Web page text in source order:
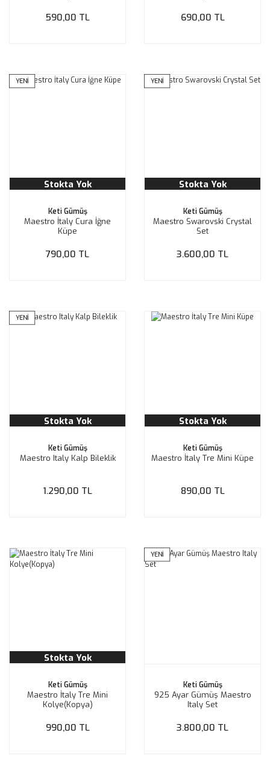
590,00 TL 690,00 TL
YENİ
Stokta Yok
Keti Gümüş
Maestro İtaly Cura İğne
Küpe
790,00 TL
YENİ
Stokta Yok
Keti Gümüş
Maestro Swarovski Crystal
Set
3.600,00 TL
YENİ
Stokta Yok
Keti Gümüş
Maestro Italy Kalp Bileklik
1.290,00 TL
Stokta Yok
Keti Gümüş
Maestro İtaly Tre Mini Küpe
890,00 TL
Stokta Yok
Keti Gümüş
Maestro İtaly Tre Mini
Kolye(Kopya)
990,00 TL
YENİ
Keti Gümüş
925 Ayar Gümüş Maestro
Italy Set
3.800,00 TL